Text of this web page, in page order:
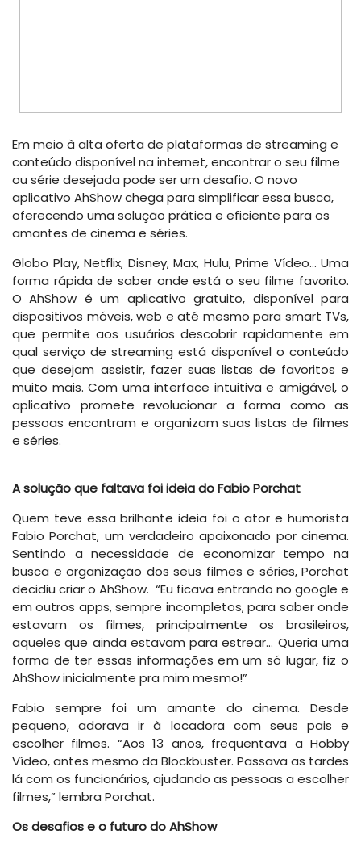
Em meio à alta oferta de plataformas de streaming e
conteúdo disponível na internet, encontrar o seu filme
ou série desejada pode ser um desafio. O novo
aplicativo AhShow chega para simplificar essa busca,
oferecendo uma solução prática e eficiente para os
amantes de cinema e séries.
Globo Play, Netflix, Disney, Max, Hulu, Prime Vídeo… Uma
forma rápida de saber onde está o seu filme favorito.
O AhShow é um aplicativo gratuito, disponível para
dispositivos móveis, web e até mesmo para smart TVs,
que permite aos usuários descobrir rapidamente em
qual serviço de streaming está disponível o conteúdo
que desejam assistir, fazer suas listas de favoritos e
muito mais. Com uma interface intuitiva e amigável, o
aplicativo promete revolucionar a forma como as
pessoas encontram e organizam suas listas de filmes
e séries.
A solução que faltava foi ideia do Fabio Porchat
Quem teve essa brilhante ideia foi o ator e humorista
Fabio Porchat, um verdadeiro apaixonado por cinema.
Sentindo a necessidade de economizar tempo na
busca e organização dos seus filmes e séries, Porchat
decidiu criar o AhShow. “Eu ficava entrando no google e
em outros apps, sempre incompletos, para saber onde
estavam os filmes, principalmente os brasileiros,
aqueles que ainda estavam para estrear… Queria uma
forma de ter essas informações em um só lugar, fiz o
AhShow inicialmente pra mim mesmo!”
Fabio sempre foi um amante do cinema. Desde
pequeno, adorava ir à locadora com seus pais e
escolher filmes. “Aos 13 anos, frequentava a Hobby
Vídeo, antes mesmo da Blockbuster. Passava as tardes
lá com os funcionários, ajudando as pessoas a escolher
filmes,” lembra Porchat.
Os desafios e o futuro do AhShow